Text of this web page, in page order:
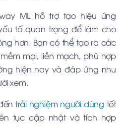
ML hỗ trợ tạo hiệu ứng
tố quan trọng để làm cho
hơn. Bạn có thể tạo ra các
mại, liền mạch, phù hợp
hiện nay và đáp ứng nhu
xem.
trải nghiệm người dùng tốt
tục cập nhật và tích hợp